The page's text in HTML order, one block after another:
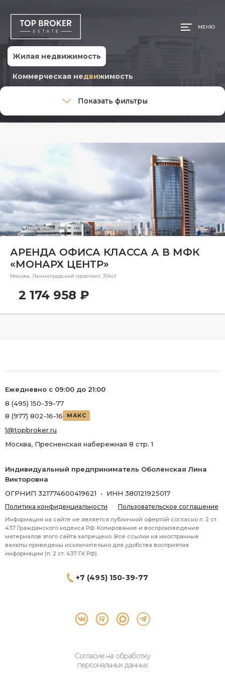
МЕНЮ
Жилая недвижимость
Коммерческая недвижимость
Тип сделки
Ремонт
Ремонт
Район
Район
Метро
Показать фильтры
АРЕНДА ОФИСА КЛАССА А В МФК
«МОНАРХ ЦЕНТР»
Москва, Ленинградский проспект, 31Ас1
2 174 958 ₽
+7 (495) 150-39-77
Согласие на обработку
персональных данных
Ежедневно с 09:00 до 21:00
8 (495) 150-39-77
8 (977) 802-16-16
МАКС
1@topbroker.ru
Москва, Пресненская набережная 8 стр. 1
Индивидуальный предприниматель Оболенская Лина
Викторовна
ОГРНИП 321774600419621 • ИНН 380121925017
Политика конфиденциальности · Пользовательское соглашение
Информация на сайте не является публичной офертой согласно п. 2 ст.
437 Гражданского кодекса РФ. Копирование и воспроизведение
материалов этого сайта запрещено. Все ссылки на иностранные
валюты приведены исключительно для удобства восприятия
информации (п. 2 ст. 437 ГК РФ).